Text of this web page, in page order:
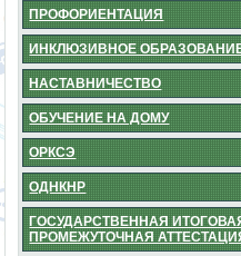
ПРОФОРИЕНТАЦИЯ
ИНКЛЮЗИВНОЕ
НАСТАВНИЧЕСТВО
ОБУЧЕНИЕ НА ДОМУ
ОРКСЭ
ОДНКНР
ГОСУДАРСТВЕННАЯ
ПРОМЕЖУТОЧНАЯ